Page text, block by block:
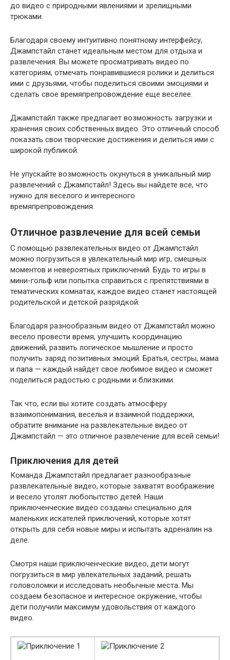
до видео с природными явлениями и зрелищными
трюками.
Благодаря своему интуитивно понятному интерфейсу,
Джампстайл станет идеальным местом для отдыха и
развлечения. Вы можете просматривать видео по
категориям, отмечать понравившиеся ролики и делиться
ими с друзьями, чтобы поделиться своими эмоциями и
сделать свое времяпрепровождение еще веселее.
Джампстайл также предлагает возможность загрузки и
хранения своих собственных видео. Это отличный способ
показать свои творческие достижения и делиться ими с
широкой публикой.
Не упускайте возможность окунуться в уникальный мир
развлечений с Джампстайл! Здесь вы найдете все, что
нужно для веселого и интересного
времяпрепровождения.
Отличное развлечение для всей семьи
С помощью развлекательных видео от Джампстайл
можно погрузиться в увлекательный мир игр, смешных
моментов и невероятных приключений. Будь то игры в
мини-гольф или попытка справиться с препятствиями в
тематических комнатах, каждое видео станет настоящей
родительской и детской разрядкой.
Благодаря разнообразным видео от Джампстайл можно
весело провести время, улучшить координацию
движений, развить логическое мышление и просто
получить заряд позитивных эмоций. Братья, сестры, мама
и папа — каждый найдет свое любимое видео и сможет
поделиться радостью с родными и близкими.
Так что, если вы хотите создать атмосферу
взаимопонимания, веселья и взаимной поддержки,
обратите внимание на развлекательные видео от
Джампстайл — это отличное развлечение для всей семьи!
Приключения для детей
Команда Джампстайл предлагает разнообразные
развлекательные видео, которые захватят воображение
и весело утолят любопытство детей. Наши
приключенческие видео созданы специально для
маленьких искателей приключений, которые хотят
открыть для себя новые миры и испытать адреналин на
деле.
Смотря наши приключенческие видео, дети могут
погрузиться в мир увлекательных заданий, решать
головоломки и исследовать необычные места. Мы
создаем безопасное и интересное окружение, чтобы
дети получили максимум удовольствия от каждого
видео.